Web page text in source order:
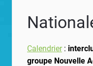
Calendrier:
groupe Nouvelle